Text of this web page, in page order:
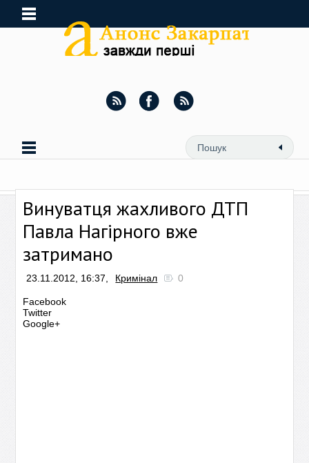
Винуватця жахливого ДТП
Павла Нагірного вже
затримано
23.11.2012, 16:37, Кримінал 0
Facebook
Twitter
Google+